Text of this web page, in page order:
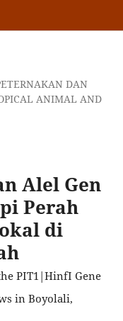
DAN
ANIMAL AND
Alel Gen
Perah
di
PIT1|HinfI Gene
in Boyolali,